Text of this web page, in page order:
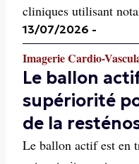
cliniques utilisant
13/07/2026 -
Imagerie Cardio-
Le ballon
supériorité
de la
Le ballon actif est en